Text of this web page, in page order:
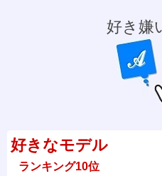
好き嫌
好きなモデル
ランキング10位